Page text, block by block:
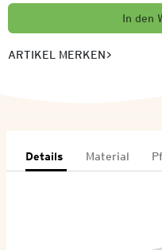
In den
ARTIKEL MERKEN
Details Material